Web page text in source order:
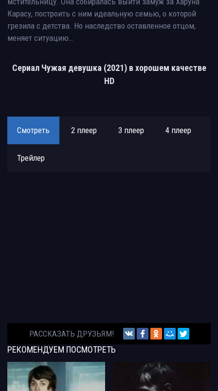
Карасу, построить с ним идеальную семью, о которой
грезила с детства. Но наследство оставленное отцом,
меняет ситуацию…
Сериал Чужая девушка (2021) в хорошем качестве
HD
Смотреть 2 плеер 3 плеер 4 плеер
Трейлер
РАССКАЗАТЬ ДРУЗЬЯМ!
РЕКОМЕНДУЕМ ПОСМОТРЕТЬ